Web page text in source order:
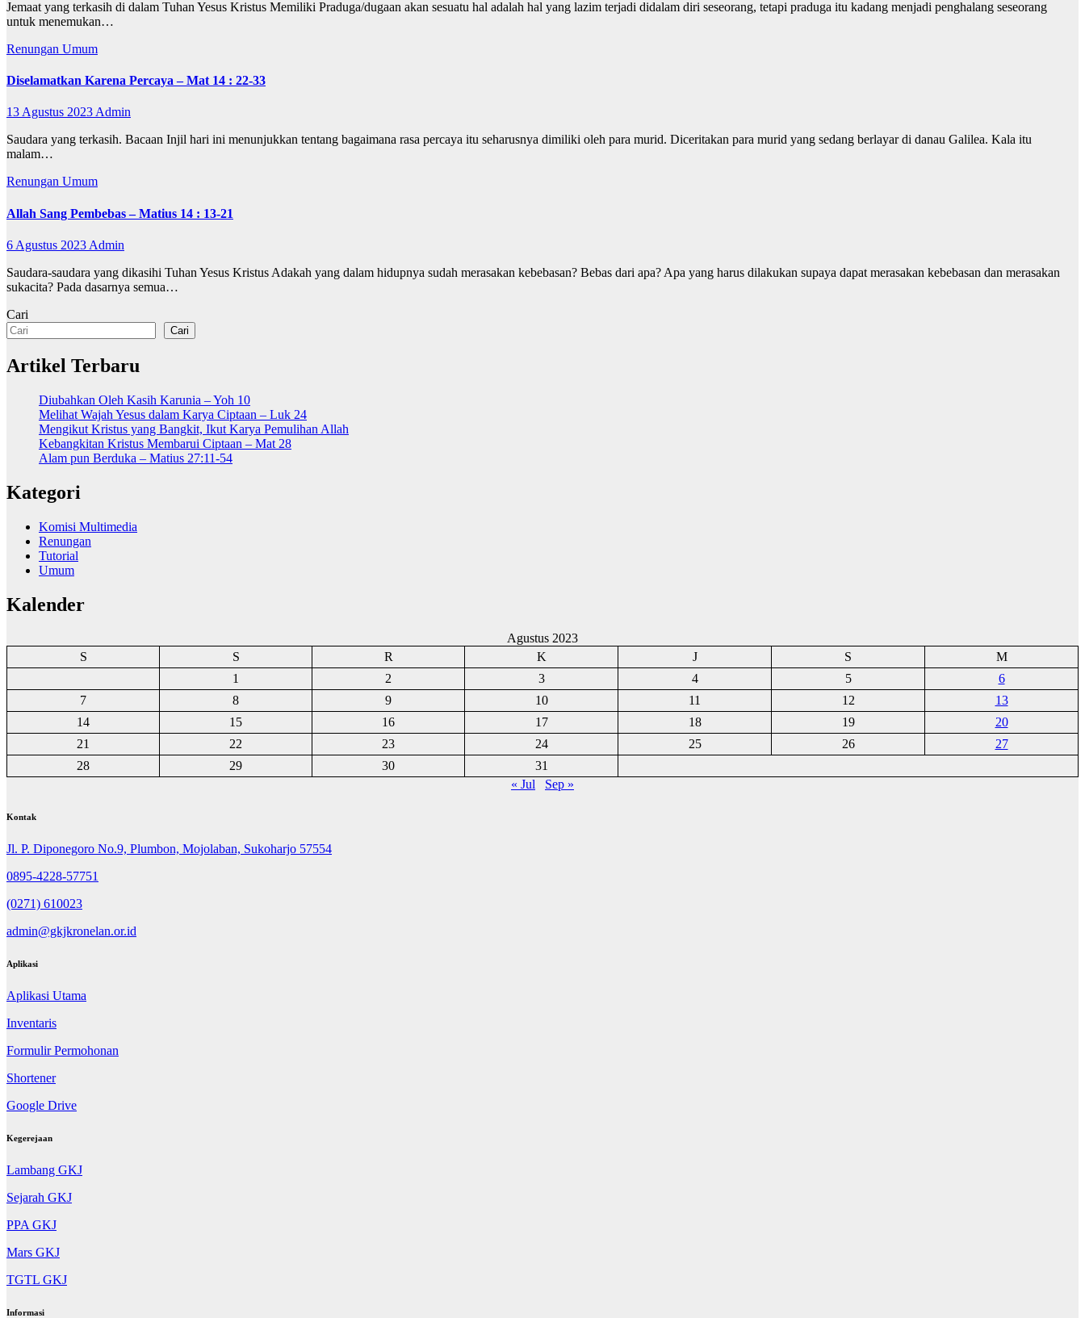
Jemaat yang terkasih di dalam Tuhan Yesus Kristus Memiliki Praduga/dugaan akan sesuatu hal adalah hal yang lazim terjadi didalam diri seseorang, tetapi praduga itu kadang menjadi penghalang seseorang
untuk menemukan…
Renungan Umum
Diselamatkan Karena Percaya – Mat 14 : 22-33
13 Agustus 2023Admin
Saudara yang terkasih. Bacaan Injil hari ini menunjukkan tentang bagaimana rasa percaya itu seharusnya dimiliki oleh para murid. Diceritakan para murid yang sedang berlayar di danau Galilea. Kala itu
malam…
Renungan Umum
Allah Sang Pembebas – Matius 14 : 13-21
6 Agustus 2023 Admin
Saudara-saudara yang dikasihi Tuhan Yesus Kristus Adakah yang dalam hidupnya sudah merasakan kebebasan? Bebas dari apa? Apa yang harus dilakukan supaya dapat merasakan kebebasan dan merasakan
sukacita? Pada dasarnya semua…
Cari
Cari
Artikel Terbaru
Diubahkan Oleh Kasih Karunia – Yoh 10
Melihat Wajah Yesus dalam Karya Ciptaan – Luk 24
Mengikut Kristus yang Bangkit, Ikut Karya Pemulihan Allah
Kebangkitan Kristus Membarui Ciptaan – Mat 28
Alam pun Berduka – Matius 27:11-54
Kategori
Komisi Multimedia
Renungan
Tutorial
Umum
Kalender
Agustus 2023
S
S R K J S
M
1
2 3 4 5
6
7
8 9 10 11 12
13
14
15 16 17 18 19
20
21
22 23 24 25 26
27
28
29 30
31
« Jul
Sep »
Kontak
Jl. P. Diponegoro No.9, Plumbon, Mojolaban, Sukoharjo 57554
0895-4228-57751
(0271) 610023
admin@gkjkronelan.or.id
Aplikasi
Aplikasi Utama
Inventaris
Formulir Permohonan
Shortener
Google Drive
Kegerejaan
Lambang GKJ
Sejarah GKJ
PPA GKJ
Mars GKJ
TGTL GKJ
Informasi